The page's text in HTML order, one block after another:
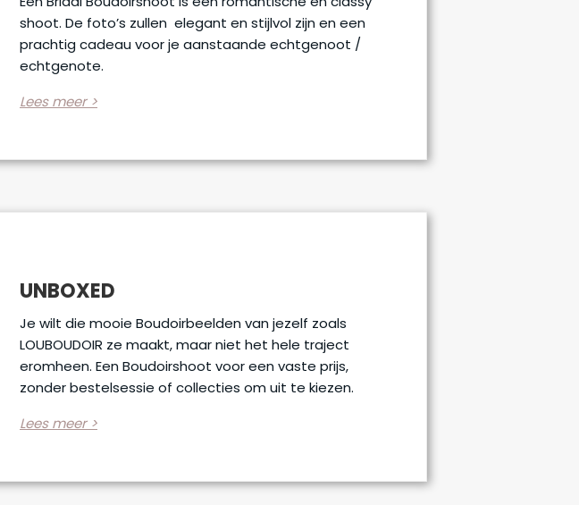
UNBOXED
Je wilt die mooie Boudoirbeelden van jezelf zoals
LOUBOUDOIR ze maakt, maar niet het hele traject
eromheen. Een Boudoirshoot voor een vaste prijs,
zonder bestelsessie of collecties om uit te kiezen.
Lees meer >
shoot. De foto’s zullen elegant en stijlvol zijn en een
prachtig cadeau voor je aanstaande echtgenoot /
echtgenote.
Lees meer >